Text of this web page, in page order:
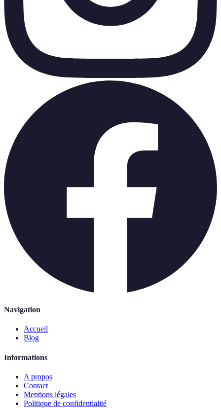
Navigation
Accueil
Blog
Informations
A propos
Contact
Mentions légales
Politique de confidentialité